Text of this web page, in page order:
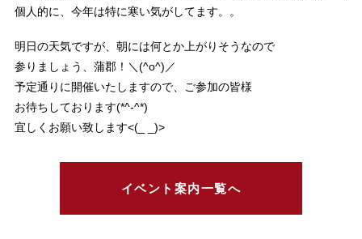
個人的に、今年は特に寒い気がしてます。。
明日の天気ですが、朝には何とか上がりそうなので
参りましょう、蒲郡！＼(^o^)／
予定通りに開催いたしますので、ご参加の皆様
お待ちしております(*^-^*)
宜しくお願い致します<(_ _)>
イベント案内一覧へ